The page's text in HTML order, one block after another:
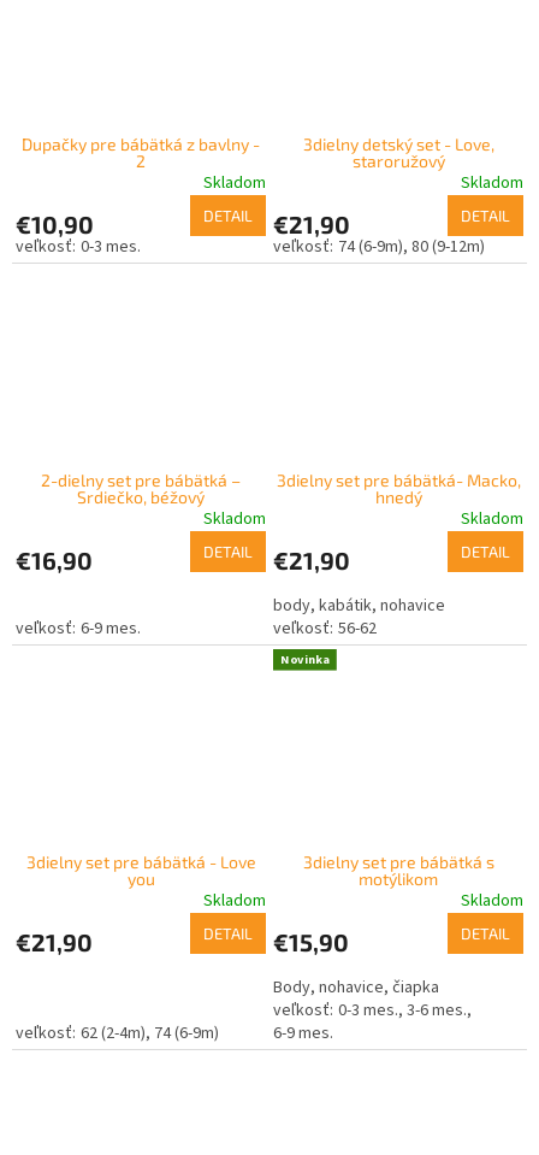
Dupačky pre bábätká z bavlny -
2
Skladom
€10,90 DETAIL
0-3 mes.
3dielny detský set - Love,
staroružový
Skladom
€21,90 DETAIL
74 (6-9m) 80 (9-12m)
2-dielny set pre bábätká –
Srdiečko, béžový
Skladom
€16,90 DETAIL
6-9 mes.
3dielny set pre bábätká- Macko,
hnedý
Skladom
€21,90 DETAIL
body, kabátik, nohavice
56-62
3dielny set pre bábätká - Love
you
Skladom
€21,90 DETAIL
62 (2-4m) 74 (6-9m)
Novinka
3dielny set pre bábätká s
motýlikom
Skladom
€15,90 DETAIL
Body, nohavice, čiapka
0-3 mes. 3-6 mes.
6-9 mes.